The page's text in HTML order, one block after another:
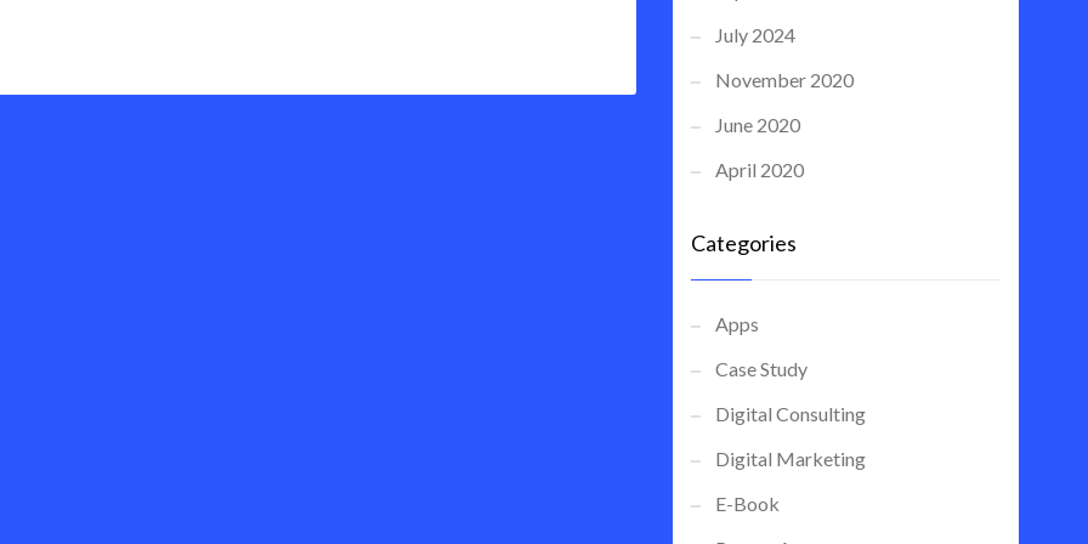
July 2024
November 2020
June 2020
April 2020
Categories
Apps
Case Study
Digital Consulting
Digital Marketing
E-Book